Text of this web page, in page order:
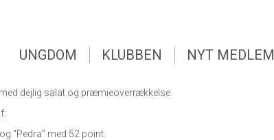
UNGDOM KLUBBEN NYT MEDLEM
ud med bolden, 5 forsvandt, hvoraf 1 blev
dejlig salat og præmieoverrækkelse.
“Pedra” med 52 point.